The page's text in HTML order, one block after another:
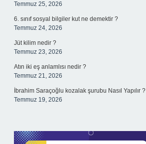
Temmuz 25, 2026
6. sınıf sosyal bilgiler kut ne demektir ?
Temmuz 24, 2026
Jüt kilim nedir ?
Temmuz 23, 2026
Atın iki eş anlamlısı nedir ?
Temmuz 21, 2026
İbrahim Saraçoğlu kozalak şurubu Nasıl Yapılır ?
Temmuz 19, 2026